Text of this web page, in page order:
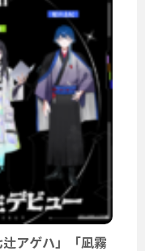
アゲハ」「凪霧